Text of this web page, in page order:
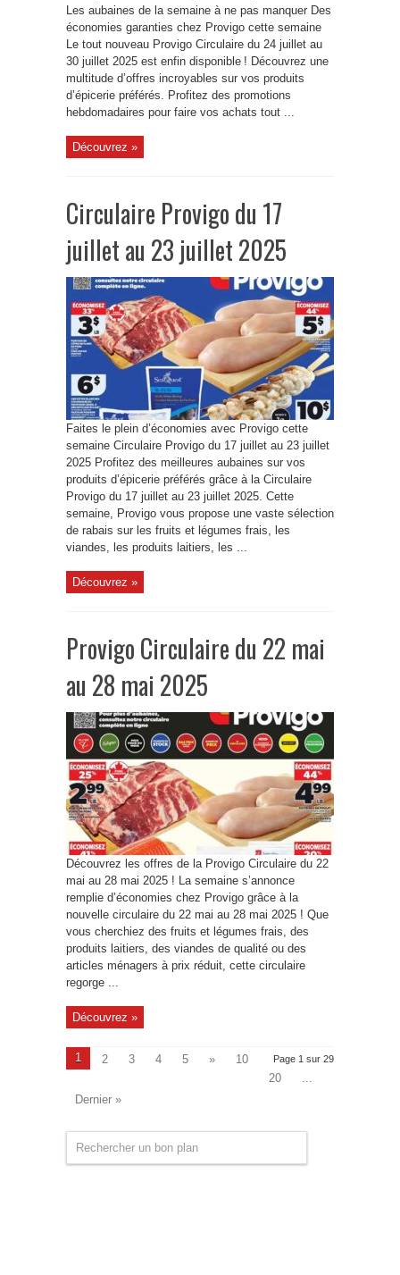
Les aubaines de la semaine à ne pas manquer Des
économies garanties chez Provigo cette semaine
Le tout nouveau Provigo Circulaire du 24 juillet au
30 juillet 2025 est enfin disponible ! Découvrez une
multitude d’offres incroyables sur vos produits
d’épicerie préférés. Profitez des promotions
hebdomadaires pour faire vos achats tout ...
Découvrez »
Circulaire Provigo du 17
juillet au 23 juillet 2025
Faites le plein d’économies avec Provigo cette
semaine Circulaire Provigo du 17 juillet au 23 juillet
2025 Profitez des meilleures aubaines sur vos
produits d’épicerie préférés grâce à la Circulaire
Provigo du 17 juillet au 23 juillet 2025. Cette
semaine, Provigo vous propose une vaste sélection
de rabais sur les fruits et légumes frais, les
viandes, les produits laitiers, les ...
Découvrez »
Provigo Circulaire du 22 mai
au 28 mai 2025
Découvrez les offres de la Provigo Circulaire du 22
mai au 28 mai 2025 ! La semaine s’annonce
remplie d’économies chez Provigo grâce à la
nouvelle circulaire du 22 mai au 28 mai 2025 ! Que
vous cherchiez des fruits et légumes frais, des
produits laitiers, des viandes de qualité ou des
articles ménagers à prix réduit, cette circulaire
regorge ...
Découvrez »
Page 1 sur 29
1 2 3 4 5 »
10
20
...
Dernier »